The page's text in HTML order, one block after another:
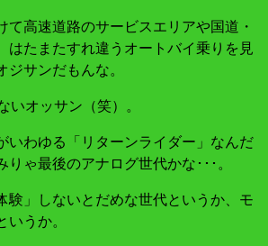
て高速道路のサービスエリアや国道・
はたまたすれ違うオートバイ乗りを見
サンだもんな。
いオッサン（笑）。
いわゆる「リターンライダー」なんだ
ゃ最後のアナログ世代かな･･･。
験」しないとだめな世代というか、モ
うか。